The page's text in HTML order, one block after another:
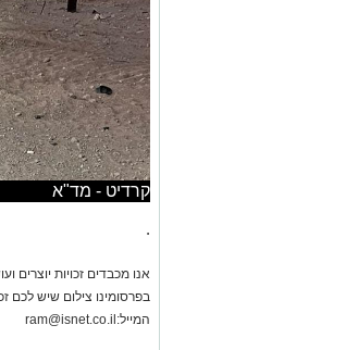
קרדיט - מד"א
.
אנו מכבדים זכויות יוצרים
בפרסומינו צילום שיש לכם
המייל: ram@isnet.co.il